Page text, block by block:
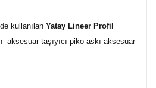
kullanılan Yatay Lineer Profil
aksesuar taşıyıcı piko askı aksesuar